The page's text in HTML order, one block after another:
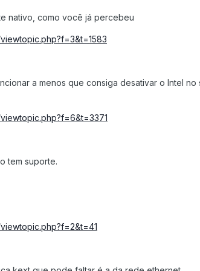
nativo, como você já percebeu
a menos que consiga desativar o Intel no
tem suporte.